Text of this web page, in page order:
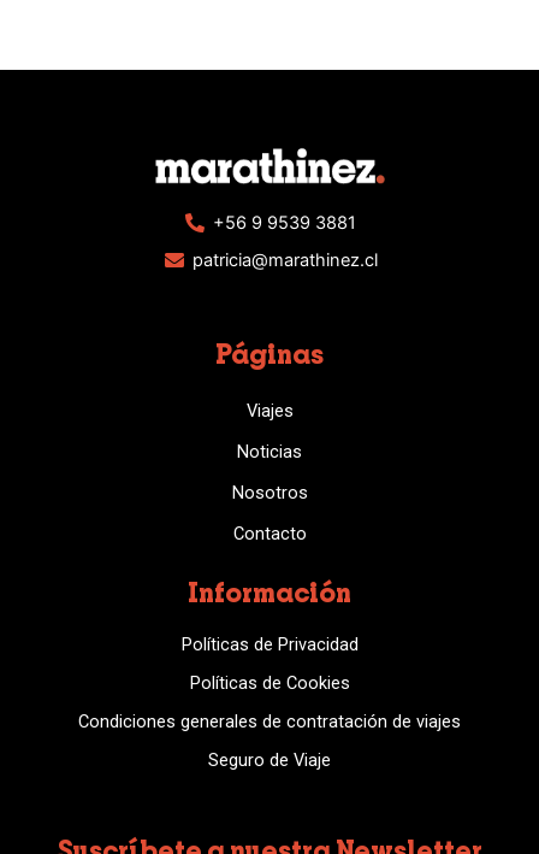
+56 9 9539 3881
patricia@marathinez.cl
Páginas
Viajes
Noticias
Nosotros
Contacto
Información
Políticas de Privacidad
Políticas de Cookies
Condiciones generales de contratación de viajes
Seguro de Viaje